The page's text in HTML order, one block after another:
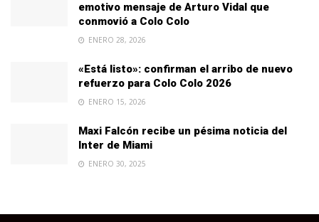
emotivo mensaje de Arturo Vidal que
conmovió a Colo Colo
ENERO 28, 2026
«Está listo»: confirman el arribo de nuevo
refuerzo para Colo Colo 2026
ENERO 15, 2026
Maxi Falcón recibe un pésima noticia del
Inter de Miami
ENERO 30, 2025